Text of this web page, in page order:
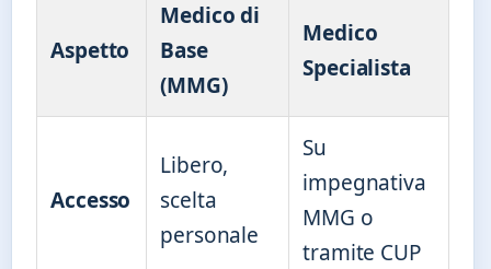
Aspetto
Medico di
Base
(MMG)
Medico
Specialista
Accesso
Libero,
scelta
personale
Su
impegnativa
MMG o
tramite CUP